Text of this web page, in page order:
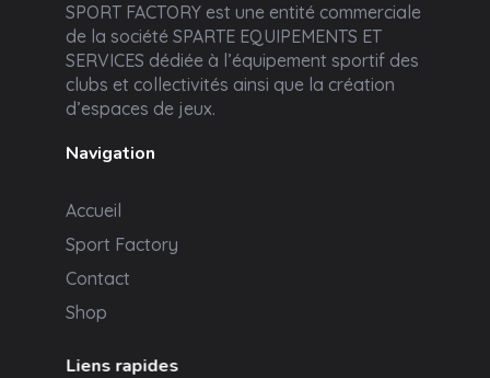
SPORT FACTORY est une entité commerciale
de la société SPARTE EQUIPEMENTS ET
SERVICES dédiée à l’équipement sportif des
clubs et collectivités ainsi que la création
d’espaces de jeux.
Navigation
Accueil
Sport Factory
Contact
Shop
Liens rapides